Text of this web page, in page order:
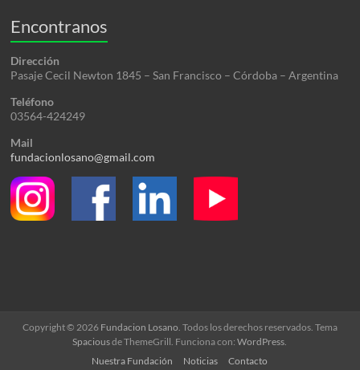
Encontranos
Dirección
Pasaje Cecil Newton 1845 – San Francisco – Córdoba – Argentina
Teléfono
03564-424249
Mail
fundacionlosano@gmail.com
Copyright © 2026 Fundacion Losano. Todos los derechos reservados. Tema
Spaciousde ThemeGrill. Funciona con:WordPress.
Nuestra Fundación
Noticias Contacto